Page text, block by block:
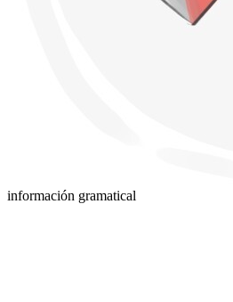
información gramatical